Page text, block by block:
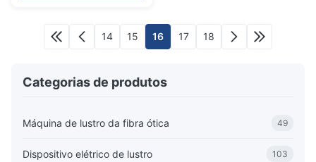
14 15 16 17 18
Categorias de produtos
Máquina de lustro da fibra ótica 49
Dispositivo elétrico de lustro 103